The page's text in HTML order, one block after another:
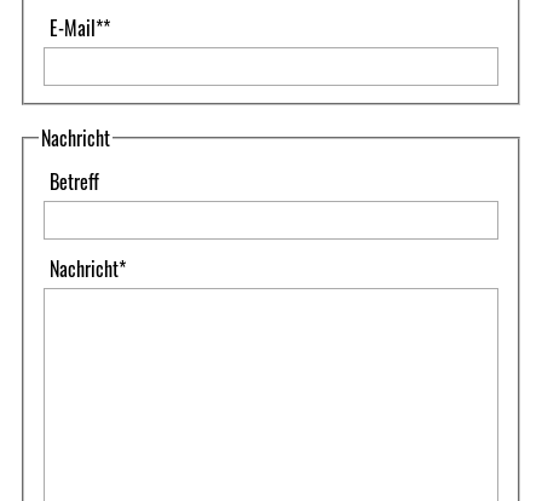
E-Mail**
Nachricht
Betreff
Nachricht*